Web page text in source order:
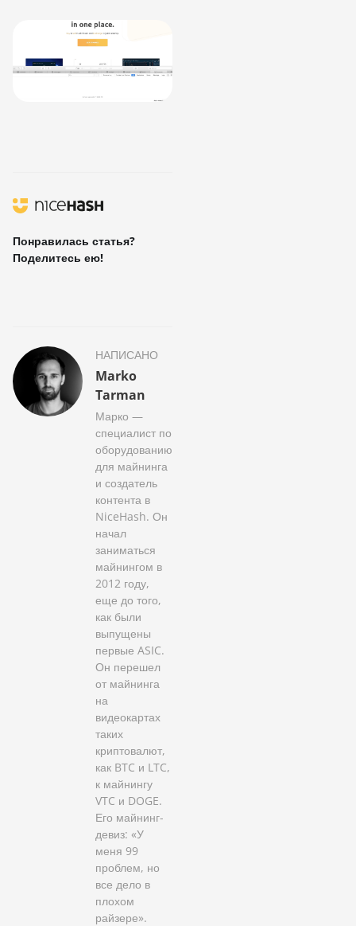
Понравилась статья?
Поделитесь ею!
НАПИСАНО
Marko
Tarman
Марко —
специалист по
оборудованию
для майнинга
и создатель
контента в
NiceHash. Он
начал
заниматься
майнингом в
2012 году,
еще до того,
как были
выпущены
первые ASIC.
Он перешел
от майнинга
на
видеокартах
таких
криптовалют,
как BTC и LTC,
к майнингу
VTC и DOGE.
Его майнинг-
девиз: «У
меня 99
проблем, но
все дело в
плохом
райзере».